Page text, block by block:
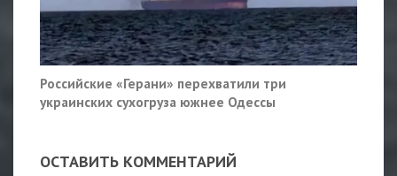
Российские «Герани» перехватили три
украинских сухогруза южнее Одессы
ОСТАВИТЬ КОММЕНТАРИЙ